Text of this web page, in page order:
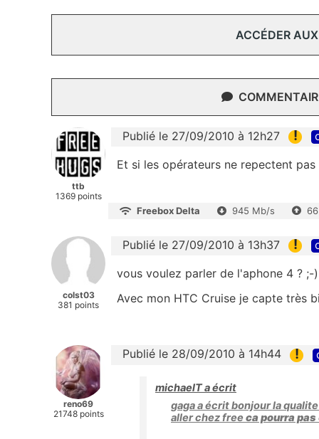
ACCÉDER
ttb
1369 points
Publié le 27/09/2010 à 12h27 !
Et si les opérateurs ne repectent
Freebox Delta 945 Mb/s
colst03
381 points
Publié le 27/09/2010 à 13h37 !
vous voulez parler de l'aphone 4 ? ;-)
Avec mon HTC Cruise je capte très
reno69
21748 points
Publié le 28/09/2010 à 14h44 !
michaelT a écrit
gaga a écrit bonjour la
aller chez freeca pourra pas